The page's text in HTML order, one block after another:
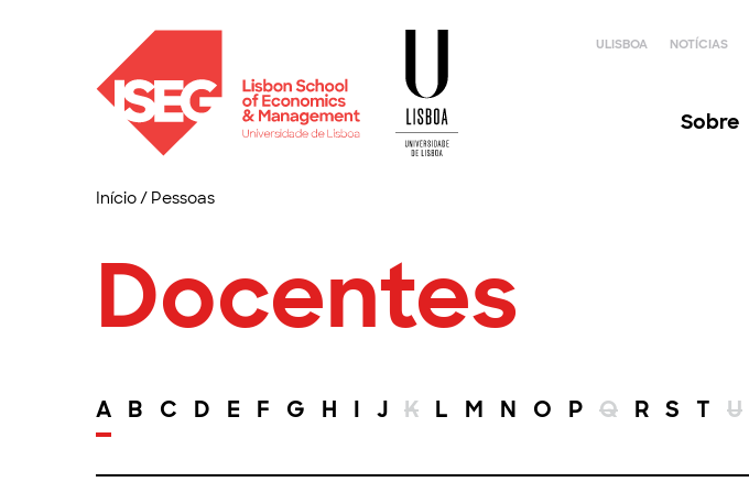
ULISBOA NOTÍCIAS
Sobre
Início/ Pessoas
Docentes
A B C D E F G H I J K L M N O P Q R S T U